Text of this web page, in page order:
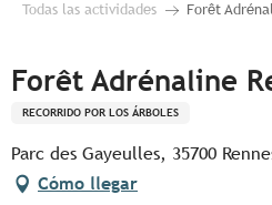
Todas las actividades
Forêt
Forêt Adrénaline
RECORRIDO POR LOS ÁRBOLES
Parc des Gayeulles, 35700
Cómo llegar